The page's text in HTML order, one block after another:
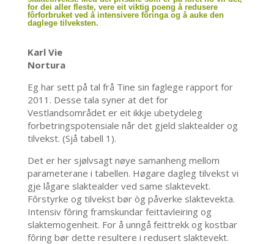
for dei aller fleste, vere eit viktig poeng å redusere
fôrforbruket ved å intensivere fôringa og å auke den
daglege tilveksten.
Karl Vie
Nortura
Eg har sett på tal frå Tine sin faglege rapport for
2011. Desse tala syner at det for
Vestlandsområdet er eit ikkje ubetydeleg
forbetringspotensiale når det gjeld slaktealder og
tilvekst. (Sjå tabell 1).
Det er her sjølvsagt nøye samanheng mellom
parameterane i tabellen. Høgare dagleg tilvekst vi
gje lågare slaktealder ved same slaktevekt.
Fôrstyrke og tilvekst bør òg påverke slaktevekta.
Intensiv fôring framskundar feittavleiring og
slaktemogenheit. For å unngå feittrekk og kostbar
fôring bør dette resultere i redusert slaktevekt.